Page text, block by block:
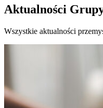
Aktualności
Wszystkie aktualności